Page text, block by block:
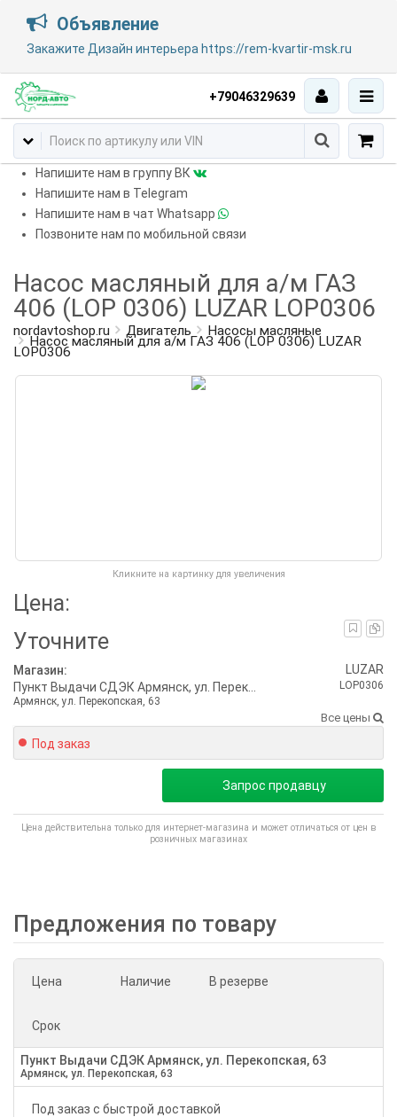
Объявление
Закажите Дизайн интерьера https://rem-kvartir-msk.ru
+79046329639
Напишите нам в группу ВК
Напишите нам в Telegram
Напишите нам в чат Whatsapp
Позвоните нам по мобильной связи
Насос масляный для а/м ГАЗ
406 (LOP 0306) LUZAR LOP0306
nordavtoshop.ru Двигатель Насосы масляные
Насос масляный для а/м ГАЗ 406 (LOP 0306) LUZAR
LOP0306
Кликните на картинку для увеличения
Цена:
Уточните
Магазин:
Армянск, ул. Перекопская, 63
LUZAR
LOP0306
Все цены
Под заказ
Запрос продавцу
Цена действительна только для интернет-магазина и может отличаться от цен в
розничных магазинах
Предложения по товару
Цена Наличие В резерве
Срок
Пункт Выдачи СДЭК Армянск, ул. Перекопская, 63
Армянск, ул. Перекопская, 63
Под заказ с быстрой доставкой